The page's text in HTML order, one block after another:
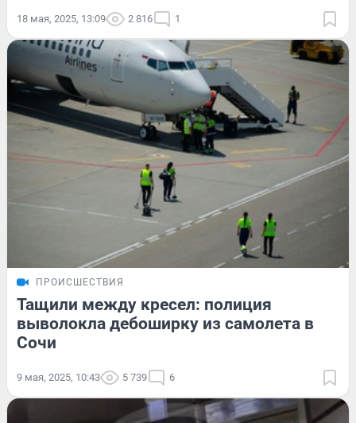
18 мая, 2025, 13:09 2 816 1
ПРОИСШЕСТВИЯ
Тащили между кресел: полиция
выволокла дебоширку из самолета в
Сочи
9 мая, 2025, 10:43 5 739 6